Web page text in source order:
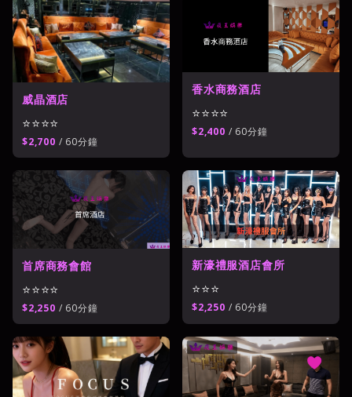
威晶酒店
⭐⭐⭐⭐
$2,700 / 60分鐘
香水商務酒店
⭐⭐⭐⭐
$2,400 / 60分鐘
首席商務會館
⭐⭐⭐⭐
$2,250 / 60分鐘
新濠禮服酒店會所
⭐⭐⭐
$2,250 / 60分鐘